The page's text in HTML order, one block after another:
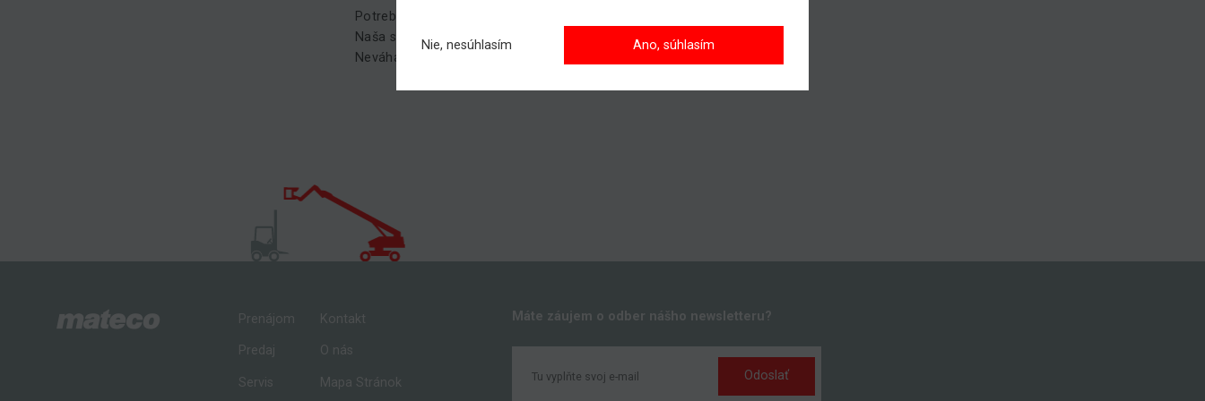
Potrebujete servisovať pracovnú plošinu, prípadne viac informácii?
Naša servisná služba je k dispozícii 24 hodín, 7 dní v týždni, 365 dni v roku.
Neváhajte kontaktovať nášho obchodníka, všetky kontakty nájdete
Prenájom
Predaj
Servis
Kontakt
O nás
Mapa Stránok
Máte záujem o odber nášho newsletteru?
Odoslať
Nie, nesúhlasím Ano, súhlasím